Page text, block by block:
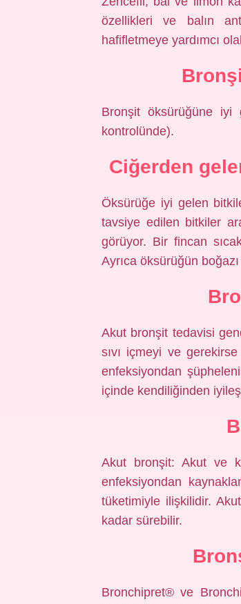
özellikleri ve balın
hafifletmeye yardımcı
Bronşit öksürüğüne iyi
kontrolünde).
Ciğerden
Öksürüğe iyi gelen
tavsiye edilen bitkiler
görüyor. Bir fincan
Ayrıca öksürüğün
Akut bronşit tedavisi
sıvı içmeyi ve
enfeksiyondan
içinde kendiliğinden
Akut bronşit: Akut ve
enfeksiyondan
tüketimiyle ilişkilidir.
kadar sürebilir.
Bronchipret® ve